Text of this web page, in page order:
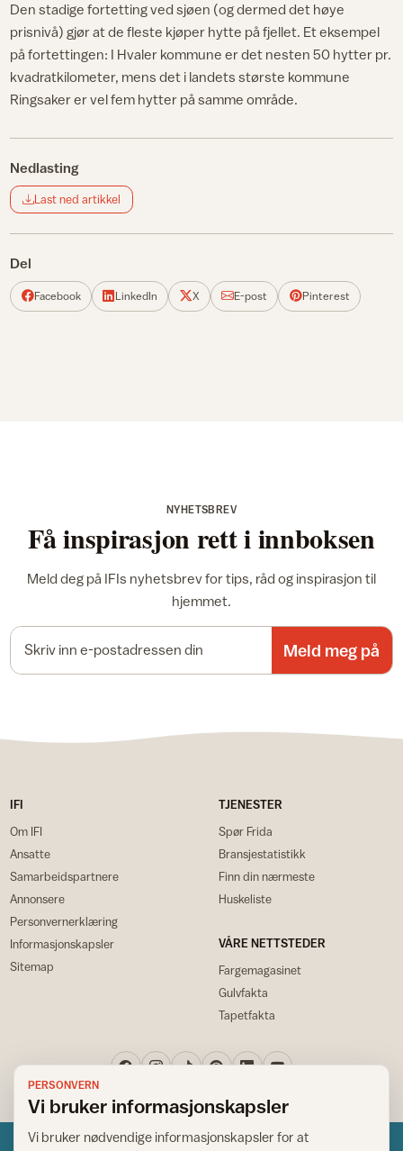
Den stadige fortetting ved sjøen (og dermed det høye
prisnivå) gjør at de fleste kjøper hytte på fjellet. Et eksempel
på fortettingen: I Hvaler kommune er det nesten 50 hytter pr.
kvadratkilometer, mens det i landets største kommune
Ringsaker er vel fem hytter på samme område.
Nedlasting
Last ned artikkel
Del
Facebook LinkedIn X E-post Pinterest
NYHETSBREV
Få inspirasjon rett i innboksen
Meld deg på IFIs nyhetsbrev for tips, råd og inspirasjon til
hjemmet.
Meld meg på
IFI
Om IFI
Ansatte
Samarbeidspartnere
Annonsere
Personvernerklæring
Informasjonskapsler
Sitemap
TJENESTER
Spør Frida
Bransjestatistikk
Finn din nærmeste
Huskeliste
VÅRE NETTSTEDER
Fargemagasinet
Gulvfakta
Tapetfakta
PERSONVERN
Vi bruker informasjonskapsler
Vi bruker nødvendige informasjonskapsler for at